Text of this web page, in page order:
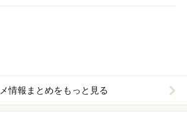
情報まとめをもっと見る